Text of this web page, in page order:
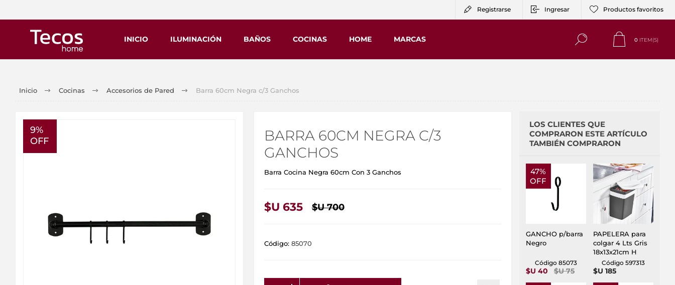
Registrarse Ingresar Productos favoritos
INICIO ILUMINACIÓN BAÑOS COCINAS HOME MARCAS 0 ITEM(S)
Inicio Cocinas Accesorios de Pared Barra 60cm Negra c/3 Ganchos
9%
OFF
BARRA 60CM NEGRA C/3
GANCHOS
Barra Cocina Negra 60cm Con 3 Ganchos
$U 635 $U 700
Código: 85070
LOS CLIENTES QUE
COMPRARON ESTE ARTÍCULO
TAMBIÉN COMPRARON
47%
OFF
GANCHO p/barra
Negro
Código 85073
$U 40 $U 75
PAPELERA para
colgar 4 Lts Gris
18x13x21cm H
Código 597313
$U 185